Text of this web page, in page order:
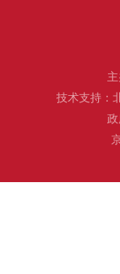
技术支持：
政